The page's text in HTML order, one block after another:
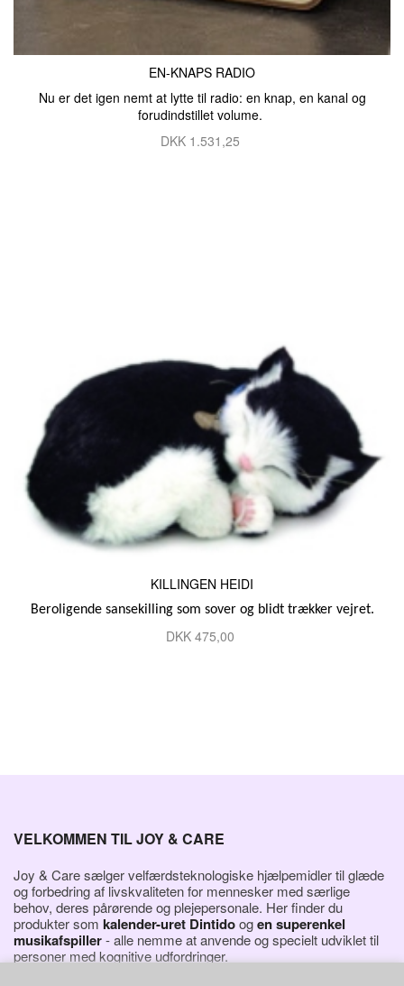
EN-KNAPS RADIO
Nu er det igen nemt at lytte til radio: en knap, en kanal og
forudindstillet volume.
DKK 1.531,25
KILLINGEN HEIDI
Beroligende sansekilling som sover og blidt trækker vejret.
DKK 475,00
VELKOMMEN TIL JOY & CARE
Joy & Care sælger velfærdsteknologiske hjælpemidler til glæde
og forbedring af livskvaliteten for mennesker med særlige
behov, deres pårørende og plejepersonale. Her finder du
produkter som kalender-uret Dintidoogen superenkel
musikafspiller- alle nemme at anvende og specielt udviklet til
personer med kognitive udfordringer.